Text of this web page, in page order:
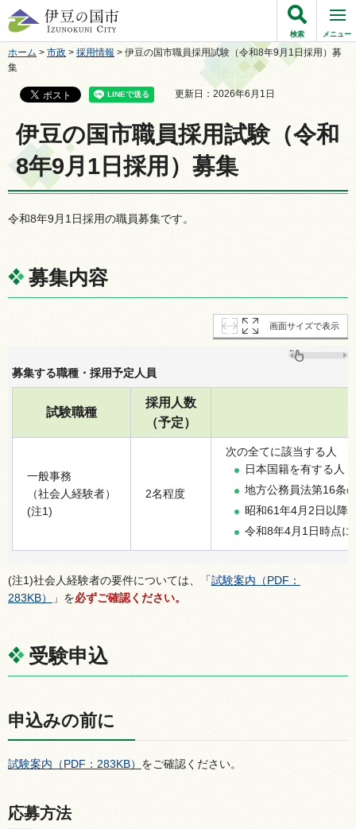
伊豆の国市
検索 メニュー
ホーム > 市政 > 採用情報 > 伊豆の国市職員採用試験（令和8年9月1日採用）募
集
更新日：2026年6月1日
伊豆の国市職員採用試験（令和
8年9月1日採用）募集
令和8年9月1日採用の職員募集です。
募集内容
画面サイズで表示
募集する職種・採用予定人員
試験職種
採用人数
（予定）
一般事務
（社会人経験者）
(注1)
2名程度
次の全てに該当する人
日本国籍を有する人
地方公務員法第16条
昭和61年4月2日以降
令和8年4月1日時点
(注1)社会人経験者の要件については、「試験案内（PDF：
283KB）
」を必ずご確認ください。
受験申込
申込みの前に
試験案内（PDF：283KB） をご確認ください。
応募方法